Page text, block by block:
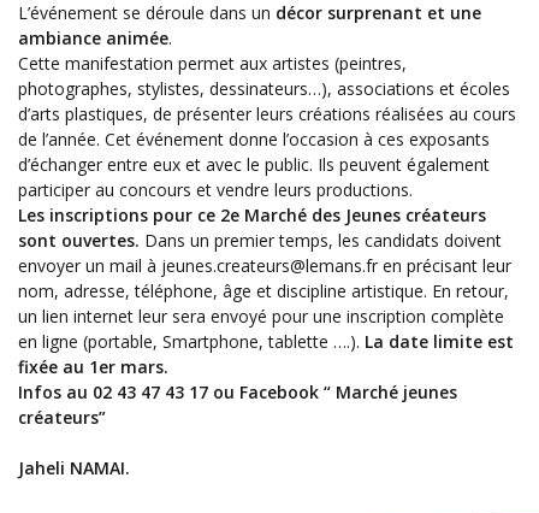
L’événement se déroule dans un décor surprenant et une
ambiance animée.
Cette manifestation permet aux artistes (peintres,
photographes, stylistes, dessinateurs…), associations et écoles
d’arts plastiques, de présenter leurs créations réalisées au cours
de l’année. Cet événement donne l’occasion à ces exposants
d’échanger entre eux et avec le public. Ils peuvent également
participer au concours et vendre leurs productions.
Les inscriptions pour ce 2e Marché des Jeunes créateurs
sont ouvertes. Dans un premier temps, les candidats doivent
envoyer un mail à jeunes.createurs@lemans.fr en précisant leur
nom, adresse, téléphone, âge et discipline artistique. En retour,
un lien internet leur sera envoyé pour une inscription complète
en ligne (portable, Smartphone, tablette ….). La date limite est
fixée au 1er mars.
Infos au 02 43 47 43 17 ou Facebook “ Marché jeunes
créateurs”
Jaheli NAMAI.